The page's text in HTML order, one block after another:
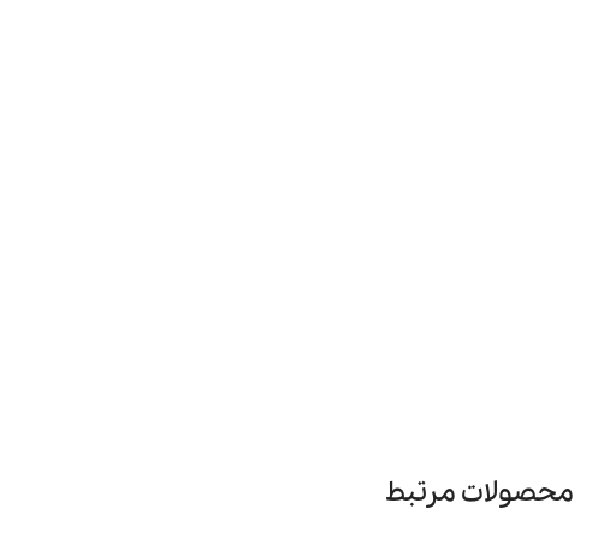
محصولات مرتبط